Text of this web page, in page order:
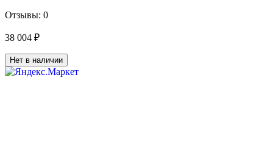
Отзывы: 0
38 004 ₽
Нет в наличии